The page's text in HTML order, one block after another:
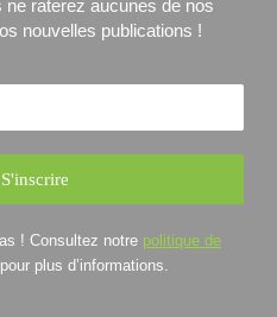
ne raterez aucunes de nos
nouvelles publications !
! Consultez notre politique de
pour plus d’informations.